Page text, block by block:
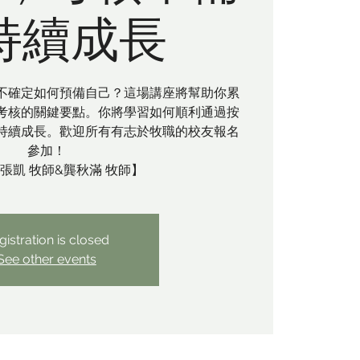
續成長
確定如何預備自己？這場講座將幫助你累
核的關鍵要點。你將學習如何順利通過按
續成長。歡迎所有有志於牧職的校友報名
參加！
凱 牧師&龔秋滿 牧師】
is closed
other events